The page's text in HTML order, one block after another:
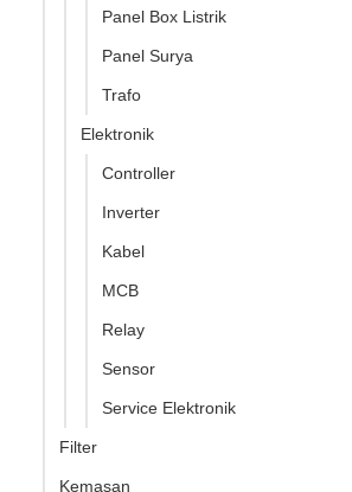
Panel Box Listrik
Panel Surya
Trafo
Elektronik
Controller
Inverter
Kabel
MCB
Relay
Sensor
Service Elektronik
Filter
Kemasan